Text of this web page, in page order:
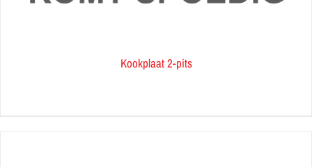
Kookplaat 2-pits